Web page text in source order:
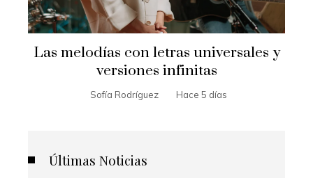
Las melodías con letras universales y
versiones infinitas
Sofía Rodríguez Hace 5 días
Últimas Noticias